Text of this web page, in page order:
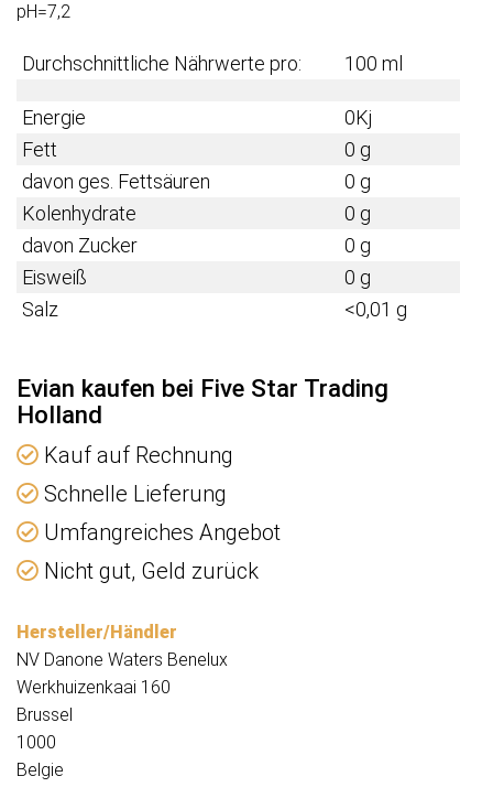
pH=7,2
Durchschnittliche Nährwerte pro: 100 ml
Energie
0Kj
Fett
0 g
davon ges. Fettsäuren
0 g
Kolenhydrate
0 g
davon Zucker
0 g
Eisweiß
0 g
Salz
<0,01 g
Evian kaufen bei Five Star Trading
Holland
Kauf auf Rechnung
Schnelle Lieferung
Umfangreiches Angebot
Nicht gut, Geld zurück
Hersteller/Händler
​​NV Danone Waters Benelux
Werkhuizenkaai 160
Brussel
1000
Belgie